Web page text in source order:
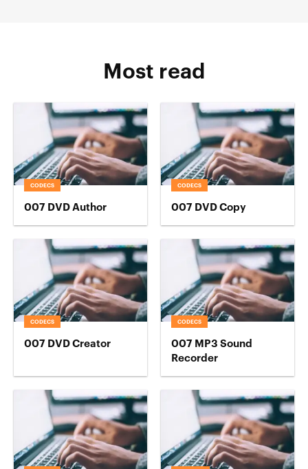
Most read
CODECS
007 DVD Author
CODECS
007 DVD Copy
CODECS
007 DVD Creator
CODECS
007 MP3 Sound
Recorder